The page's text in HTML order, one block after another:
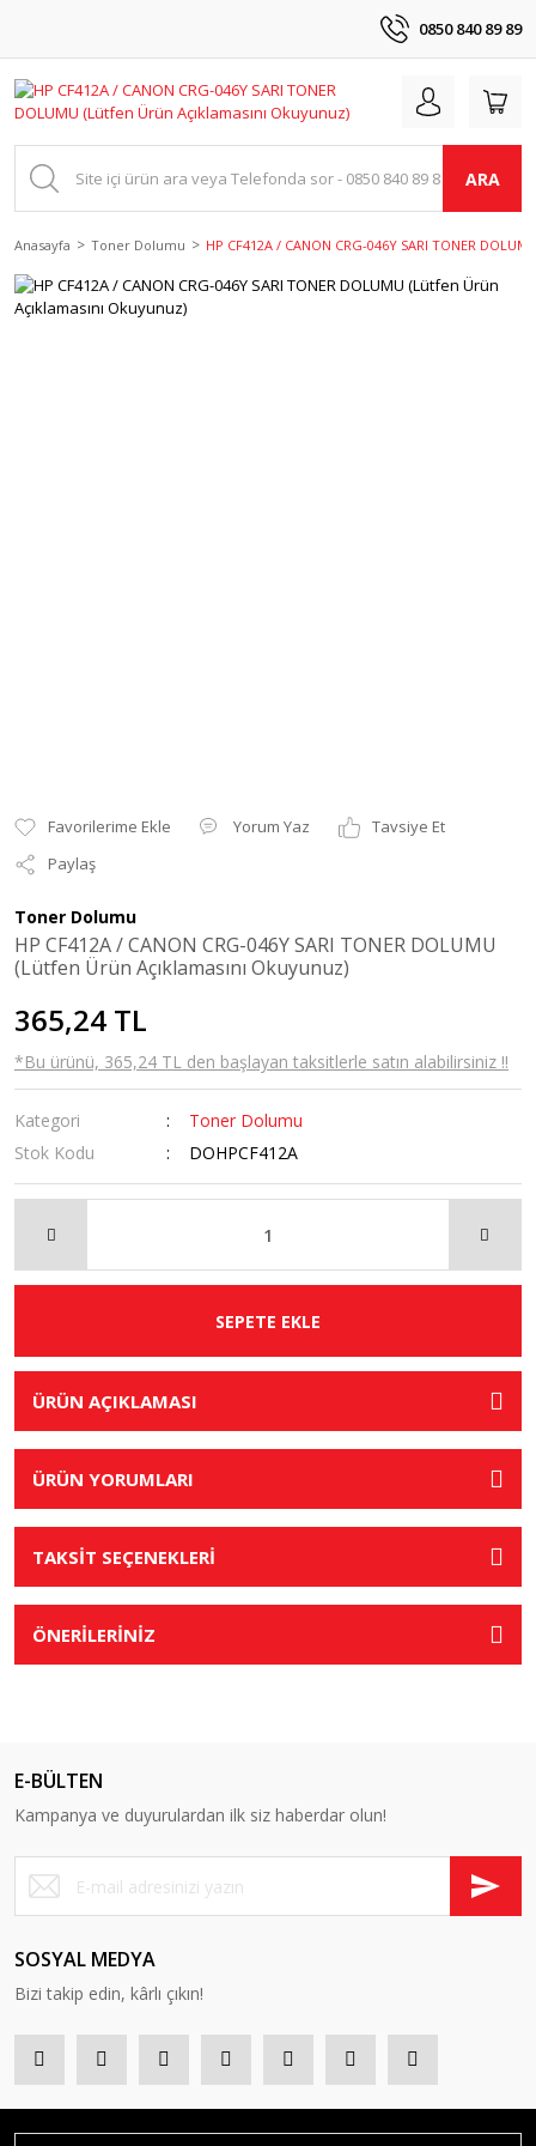
0850 840 89 89
ARA
Anasayfa Toner Dolumu HP CF412A / CANON CRG-046Y SARI TONER
Yorum Yaz
Tavsiye Et
Paylaş
Toner Dolumu
HP CF412A / CANON CRG-046Y SARI TONER DOLUMU
(Lütfen Ürün Açıklamasını Okuyunuz)
365,24 TL
*Bu ürünü, 365,24 TL den başlayan taksitlerle satın alabilirsiniz !!
Kategori
Toner Dolumu
Stok Kodu
DOHPCF412A
SEPETE EKLE
ÜRÜN AÇIKLAMASI
ÜRÜN YORUMLARI
TAKSİT SEÇENEKLERİ
ÖNERİLERİNİZ
E-BÜLTEN
Kampanya ve duyurulardan ilk siz haberdar olun!
SOSYAL MEDYA
Bizi takip edin, kârlı çıkın!